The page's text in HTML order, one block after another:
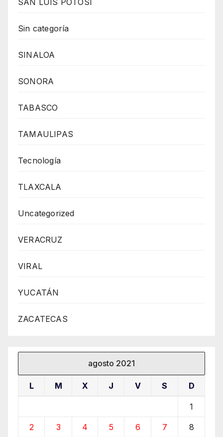
SAN LUIS POTOSÍ
Sin categoría
SINALOA
SONORA
TABASCO
TAMAULIPAS
Tecnología
TLAXCALA
Uncategorized
VERACRUZ
VIRAL
YUCATÁN
ZACATECAS
agosto 2021
L M X J V S D
1
2 3 4 5 6 7 8